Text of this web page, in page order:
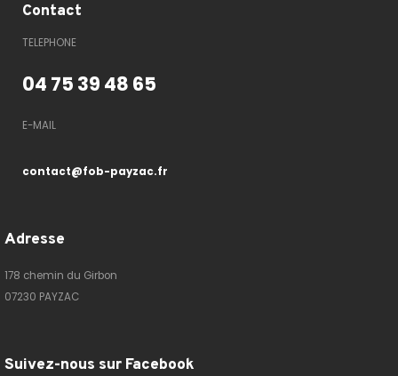
Contact
TELEPHONE
04 75 39 48 65
E-MAIL
contact@fob-payzac.fr
Adresse
178 chemin du Girbon
07230 PAYZAC
Suivez-nous sur Facebook